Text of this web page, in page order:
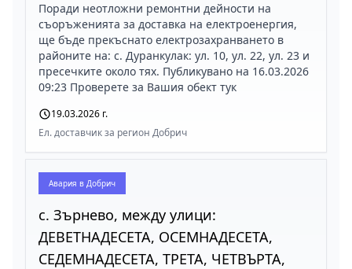
Поради неотложни ремонтни дейности на
съоръженията за доставка на електроенергия,
ще бъде прекъснато електрозахранването в
районите на: с. Дуранкулак: ул. 10, ул. 22, ул. 23 и
пресечките около тях. Публикувано на 16.03.2026
09:23 Проверете за Вашия обект тук
19.03.2026 г.
Ел. доставчик за регион Добрич
Авария в Добрич
с. Зърнево, между улици:
ДЕВЕТНАДЕСЕТА, ОСЕМНАДЕСЕТА,
СЕДЕМНАДЕСЕТА, ТРЕТА, ЧЕТВЪРТА,